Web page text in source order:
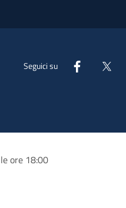
Seguici su
ore 18:00